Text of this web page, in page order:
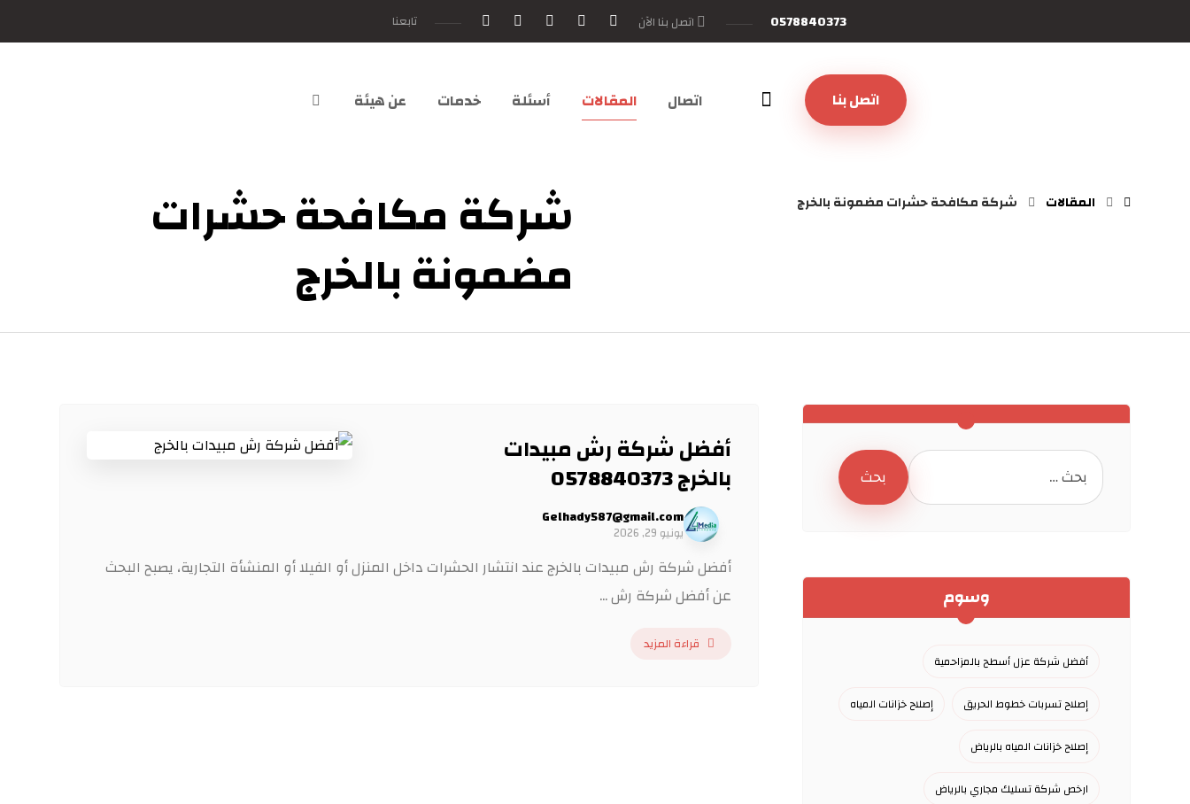
اتصل بنا الآن 0578840373 تابعنا
اتصل بنا عن هيئة خدمات أسئلة المقالات اتصال
شركة مكافحة حشرات
مضمونة بالخرج
المقالات شركة مكافحة حشرات مضمونة بالخرج
أفضل شركة رش مبيدات
بالخرج 0578840373
Gelhady587@gmail.com
يونيو 29, 2026
أفضل شركة رش مبيدات بالخرج عند انتشار الحشرات داخل المنزل أو الفيلا أو المنشأة التجارية، يصبح البحث
عن أفضل شركة رش ...
قراءة المزيد
وسوم
أفضل شركة عزل أسطح بالمزاحمية
إصلاح تسربات خطوط الحريق إصلاح خزانات المياه
إصلاح خزانات المياه بالرياض
ارخص شركة تسليك مجاري بالرياض